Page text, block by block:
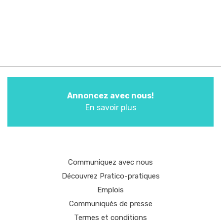
Annoncez avec nous!
En savoir plus
Communiquez avec nous
Découvrez Pratico-pratiques
Emplois
Communiqués de presse
Termes et conditions